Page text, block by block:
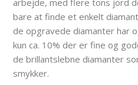
arbejde, med flere tons jord
bare at finde et enkelt
de opgravede diamanter har
kun ca. 10% der er fine og
de brillantslebne diamanter
smykker.